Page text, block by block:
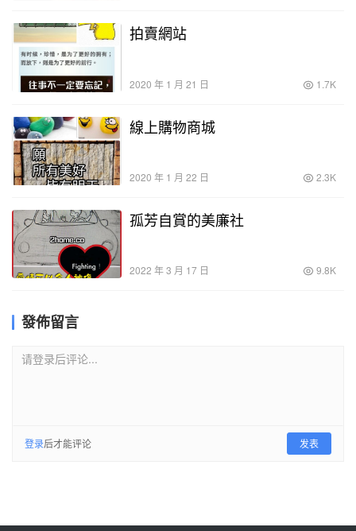
拍賣網站
2020 年 1 月 21 日 1.7K
線上購物商城
2020 年 1 月 22 日 2.3K
孤芳自賞的美廉社
2022 年 3 月 17 日 9.8K
發佈留言
请登录后评论...
登录后才能评论 发表